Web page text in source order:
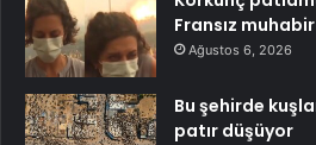
Fransız
Ağustos 6, 2026
Bu şehirde
patır düşüyor